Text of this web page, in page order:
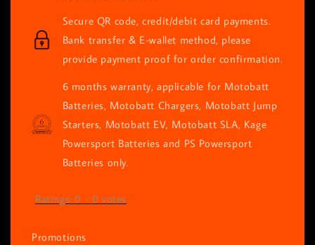
Secure QR code, credit/debit card payments.
Bank transfer & E-wallet method, please
provide payment proof for order confirmation.
6 months warranty, applicable for Motobatt
Batteries, Motobatt Chargers, Motobatt Jump
Starters, Motobatt EV, Motobatt SLA, Kage
Powersport Batteries and PS Powersport
Batteries only.
Ratings: 0 - 0 votes
Promotions